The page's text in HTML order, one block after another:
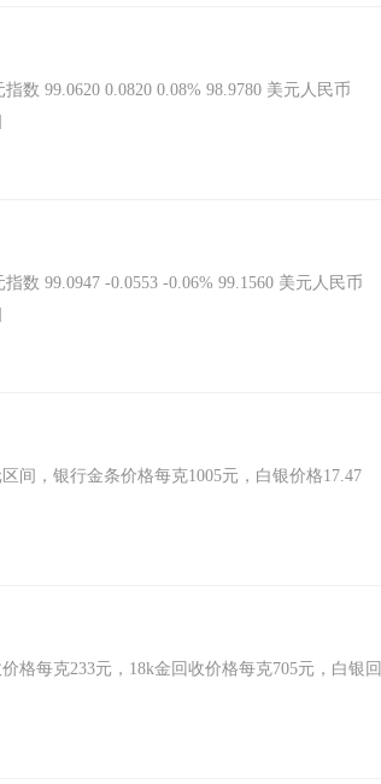
数 99.0620 0.0820 0.08% 98.9780 美元人民币
数 99.0947 -0.0553 -0.06% 99.1560 美元人民币
间，银行金条价格每克1005元，白银价格17.47
格每克233元，18k金回收价格每克705元，白银回